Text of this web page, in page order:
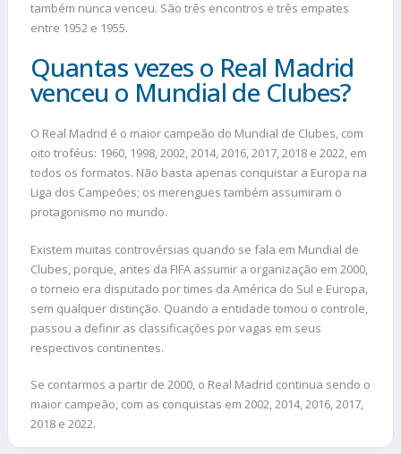
também nunca venceu. São três encontros e três empates
entre 1952 e 1955.
Quantas vezes o Real Madrid
venceu o Mundial de Clubes?
O Real Madrid é o maior campeão do Mundial de Clubes, com
oito troféus: 1960, 1998, 2002, 2014, 2016, 2017, 2018 e 2022, em
todos os formatos. Não basta apenas conquistar a Europa na
Liga dos Campeões; os merengues também assumiram o
protagonismo no mundo.
Existem muitas controvérsias quando se fala em Mundial de
Clubes, porque, antes da FIFA assumir a organização em 2000,
o torneio era disputado por times da América do Sul e Europa,
sem qualquer distinção. Quando a entidade tomou o controle,
passou a definir as classificações por vagas em seus
respectivos continentes.
Se contarmos a partir de 2000, o Real Madrid continua sendo o
maior campeão, com as conquistas em 2002, 2014, 2016, 2017,
2018 e 2022.